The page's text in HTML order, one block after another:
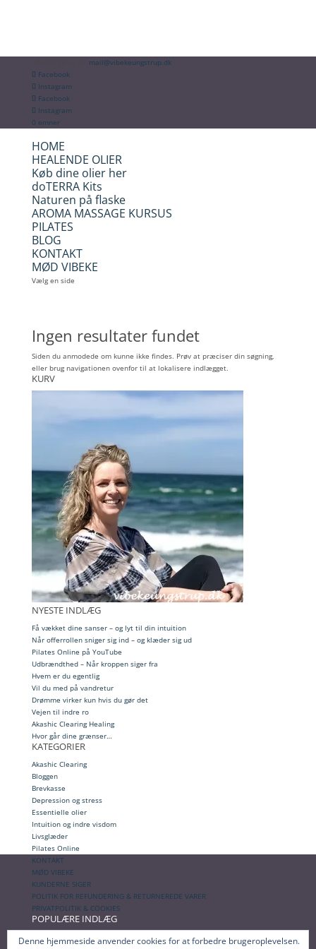
mail@vibekeungstrup.dk
Facebook
Instagram
Facebook
Instagram
0 emner
HOME
HEALENDE OLIER
Køb dine olier her
doTERRA Kits
Naturen på flaske
AROMA MASSAGE KURSUS
PILATES
BLOG
KONTAKT
MØD VIBEKE
Vælg en side
Ingen resultater fundet
Siden du anmodede om kunne ikke findes. Prøv at præciser din søgning,
eller brug navigationen ovenfor til at lokalisere indlægget.
KURV
NYESTE INDLÆG
Få vækket dine sanser – og lyt til din intuition
Når offerrollen sniger sig ind – og klæder sig ud
Pilates Online på YouTube
Udbrændthed – Når kroppen siger fra
Hvem er du egentlig
Vil du med på vandretur
Drømme virker kun hvis du gør det
Vejen til indre ro
Akashic Clearing Healing
Hvor går dine grænser…
KATEGORIER
Akashic Clearing
Bloggen
Brevkasse
Depression og stress
Essentielle olier
Intuition og indre visdom
Livsglæder
Pilates Online
KONTAKT
MØD VIBEKE
KUNDERNE SIGER
POLITIK FOR REFUNDERING & RETURNEREDE VARER
PRIVATPOLITIK & COOKIES
POPULÆRE INDLÆG
Få vækket dine sanser – og lyt til din intuition
Denne hjemmeside anvender cookies for at forbedre brugeroplevelsen.